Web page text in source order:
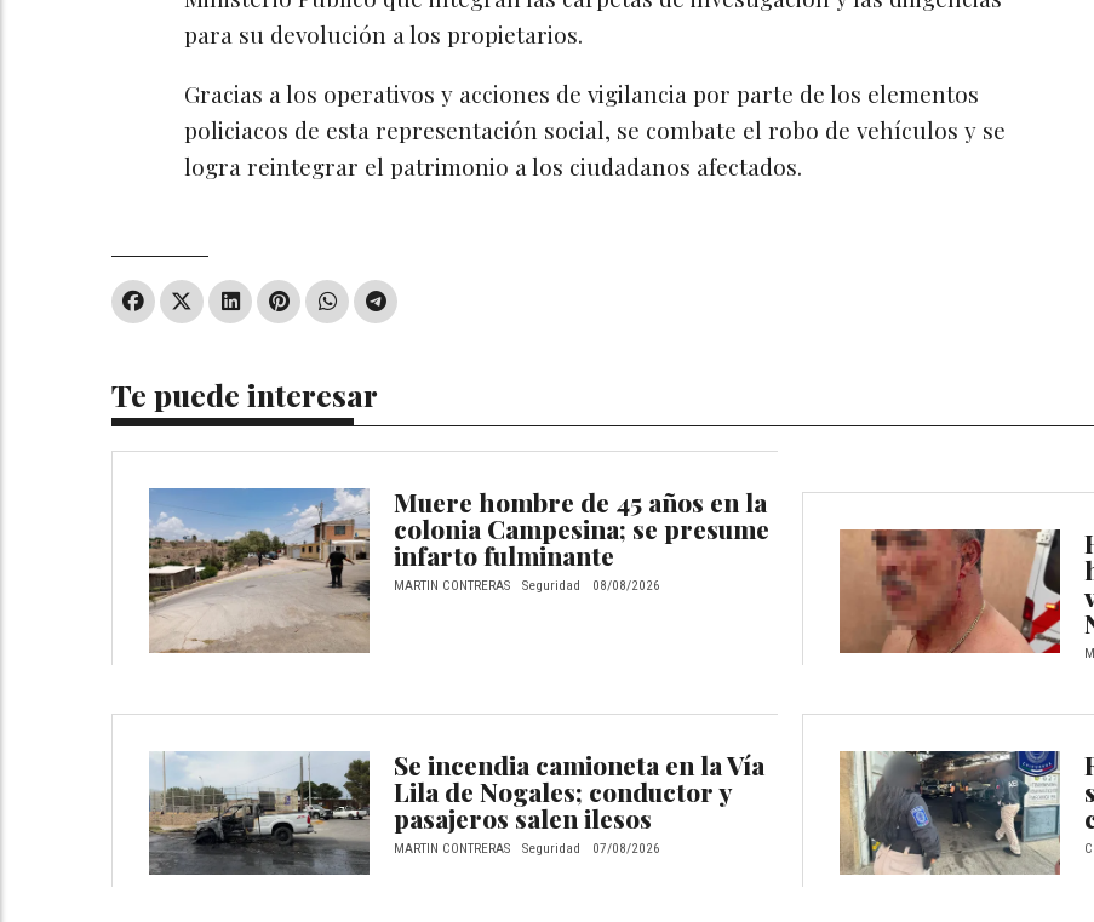
para su devolución a los propietarios.
Gracias a los operativos y acciones de vigilancia por parte de los elementos
policiacos de esta representación social, se combate el robo de vehículos y se
logra reintegrar el patrimonio a los ciudadanos afectados.
Te puede interesar
Muere hombre de 45 años en la
colonia Campesina; se presume
infarto fulminante
MARTIN CONTRERAS Seguridad 08/08/2026
Se incendia camioneta en la Vía
Lila de Nogales; conductor y
pasajeros salen ilesos
MARTIN CONTRERAS Seguridad 07/08/2026